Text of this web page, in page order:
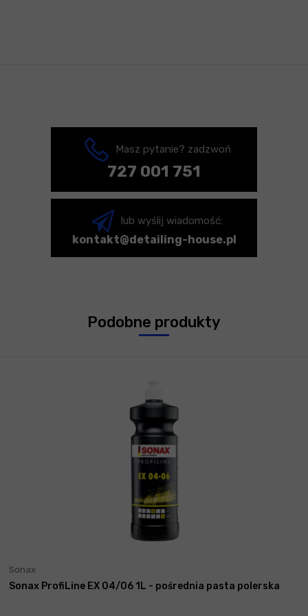
Masz pytanie? zadzwoń
727 001 751
lub wyślij wiadomość:
kontakt@detailing-house.pl
Podobne produkty
Sonax
Sonax ProfiLine EX 04/06 1L - pośrednia pasta polerska